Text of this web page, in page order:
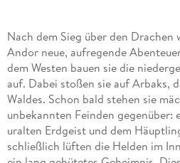
Nach dem Sieg über den
Andor neue, aufregende
dem Westen bauen sie die
auf. Dabei stoßen sie auf Arbaks,
Waldes. Schon bald stehen sie
unbekannten Feinden gegenüber:
uralten Erdgeist und dem
schließlich lüften die Helden im